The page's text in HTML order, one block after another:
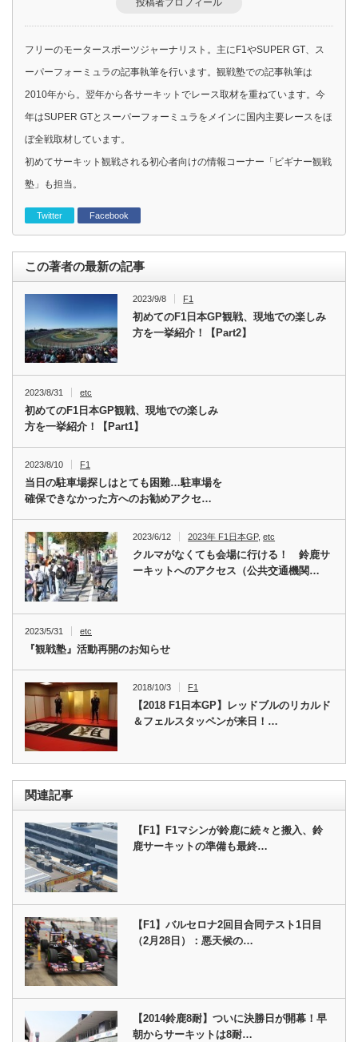
投稿者プロフィール
フリーのモータースポーツジャーナリスト。主にF1やSUPER GT、ス
ーパーフォーミュラの記事執筆を行います。観戦塾での記事執筆は
2010年から。翌年から各サーキットでレース取材を重ねています。今
年はSUPER GTとスーパーフォーミュラをメインに国内主要レースをほ
ぼ全戦取材しています。
初めてサーキット観戦される初心者向けの情報コーナー「ビギナー観戦
塾」も担当。
Twitter Facebook
この著者の最新の記事
2023/9/8 F1
初めてのF1日本GP観戦、現地での楽しみ
方を一挙紹介！【Part2】
2023/8/31 etc
初めてのF1日本GP観戦、現地での楽しみ
方を一挙紹介！【Part1】
2023/8/10 F1
当日の駐車場探しはとても困難…駐車場を
確保できなかった方へのお勧めアクセ…
2023/6/12 2023年 F1日本GP,etc
クルマがなくても会場に行ける！ 鈴鹿サ
ーキットへのアクセス（公共交通機関…
2023/5/31 etc
『観戦塾』活動再開のお知らせ
2018/10/3 F1
【2018 F1日本GP】レッドブルのリカルド
＆フェルスタッペンが来日！…
関連記事
【F1】F1マシンが鈴鹿に続々と搬入、鈴
鹿サーキットの準備も最終…
【F1】バルセロナ2回目合同テスト1日目
（2月28日）：悪天候の…
【2014鈴鹿8耐】ついに決勝日が開幕！早
朝からサーキットは8耐…